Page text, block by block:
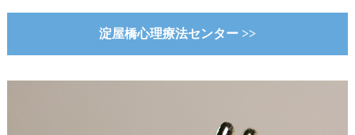
淀屋橋心理療法センター >>